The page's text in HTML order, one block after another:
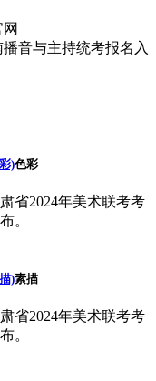
播音与主持统考报名入
)色彩
省2024年美术联考考
。
)素描
省2024年美术联考考
。